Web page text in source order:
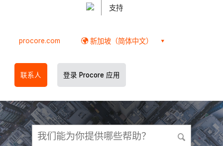
支持
procore.com 新加坡（简体中文）
联系人 登录 Procore 应用